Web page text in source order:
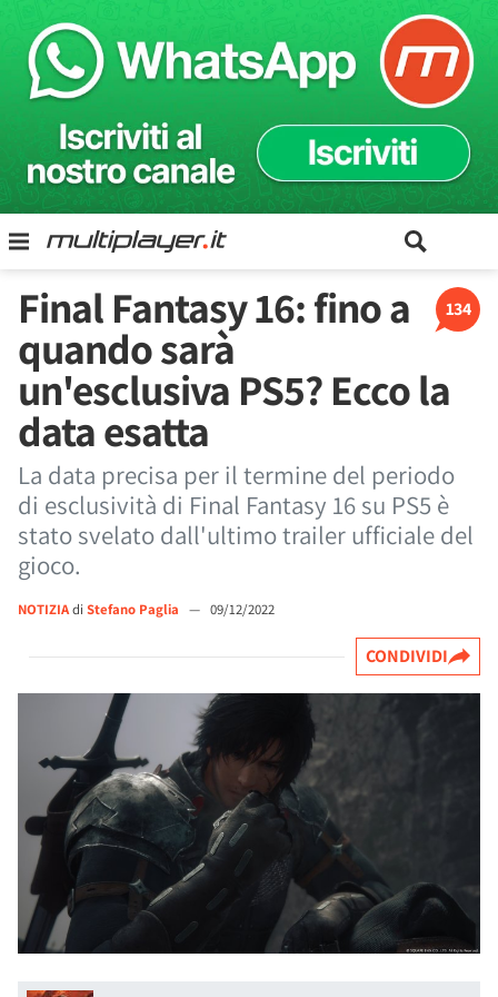
134
Final Fantasy 16: fino a
quando sarà
un'esclusiva PS5? Ecco la
data esatta
La data precisa per il termine del periodo
di esclusività di Final Fantasy 16 su PS5 è
stato svelato dall'ultimo trailer ufficiale del
gioco.
NOTIZIAdi Stefano Paglia — 09/12/2022
CONDIVIDI